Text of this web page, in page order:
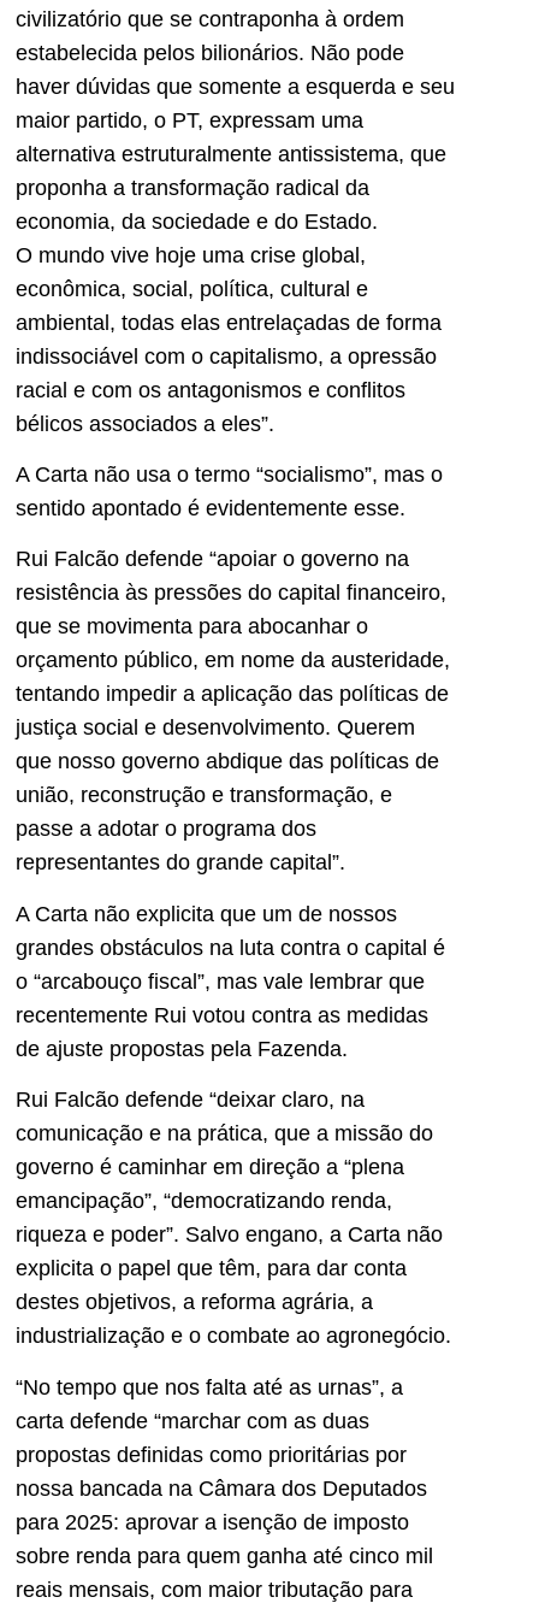
civilizatório que se contraponha à ordem
estabelecida pelos bilionários. Não pode
haver dúvidas que somente a esquerda e seu
maior partido, o PT, expressam uma
alternativa estruturalmente antissistema, que
proponha a transformação radical da
economia, da sociedade e do Estado.
O mundo vive hoje uma crise global,
econômica, social, política, cultural e
ambiental, todas elas entrelaçadas de forma
indissociável com o capitalismo, a opressão
racial e com os antagonismos e conflitos
bélicos associados a eles”.
A Carta não usa o termo “socialismo”, mas o
sentido apontado é evidentemente esse.
Rui Falcão defende “apoiar o governo na
resistência às pressões do capital financeiro,
que se movimenta para abocanhar o
orçamento público, em nome da austeridade,
tentando impedir a aplicação das políticas de
justiça social e desenvolvimento. Querem
que nosso governo abdique das políticas de
união, reconstrução e transformação, e
passe a adotar o programa dos
representantes do grande capital”.
A Carta não explicita que um de nossos
grandes obstáculos na luta contra o capital é
o “arcabouço fiscal”, mas vale lembrar que
recentemente Rui votou contra as medidas
de ajuste propostas pela Fazenda.
Rui Falcão defende “deixar claro, na
comunicação e na prática, que a missão do
governo é caminhar em direção a “plena
emancipação”, “democratizando renda,
riqueza e poder”. Salvo engano, a Carta não
explicita o papel que têm, para dar conta
destes objetivos, a reforma agrária, a
industrialização e o combate ao agronegócio.
“No tempo que nos falta até as urnas”, a
carta defende “marchar com as duas
propostas definidas como prioritárias por
nossa bancada na Câmara dos Deputados
para 2025: aprovar a isenção de imposto
sobre renda para quem ganha até cinco mil
reais mensais, com maior tributação para